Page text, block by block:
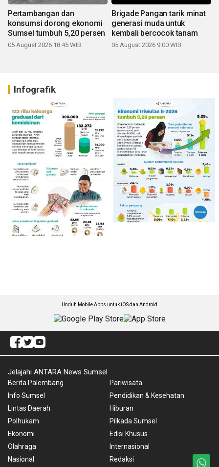
Pertambangan dan
konsumsi dorong ekonomi
Sumsel tumbuh 5,20 persen
05 August 2026 18:45 WIB
Brigade Pangan tarik minat
generasi muda untuk
kembali bercocok tanam
05 August 2026 9:00 WIB
Infografik
Unduh Mobile Apps untuk iOS dan Android
Jelajahi ANTARA News Sumsel
Berita Palembang
Info Sumsel
Lintas Daerah
Polhukam
Ekonomi
Olahraga
Nasional
Pariwisata
Pendidikan & Kesehatan
Hiburan
Pilkada Sumsel
Edisi Khusus
Internasional
Redaksi